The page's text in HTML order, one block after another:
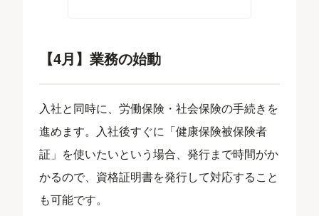
【4月】業務の始動
入社と同時に、労働保険・社会保険の手続きを
進めます。入社後すぐに「健康保険被保険者
証」を使いたいという場合、発行まで時間がか
かるので、資格証明書を発行して対応すること
も可能です。